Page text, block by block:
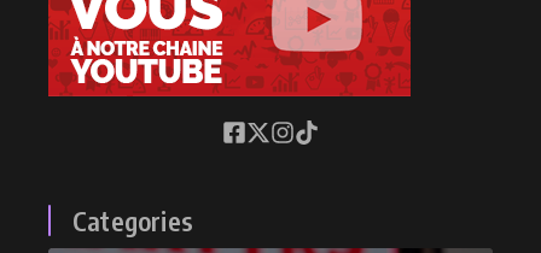
Categories